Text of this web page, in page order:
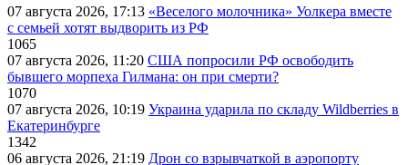
07 августа 2026, 17:13 «Веселого молочника» Уолкера вместе
с семьей хотят выдворить из РФ
1065
07 августа 2026, 11:20 США попросили РФ освободить
бывшего морпеха Гилмана: он при смерти?
1070
07 августа 2026, 10:19 Украина ударила по складу Wildberries в
Екатеринбурге
1342
06 августа 2026, 21:19 Дрон со взрывчаткой в аэропорту